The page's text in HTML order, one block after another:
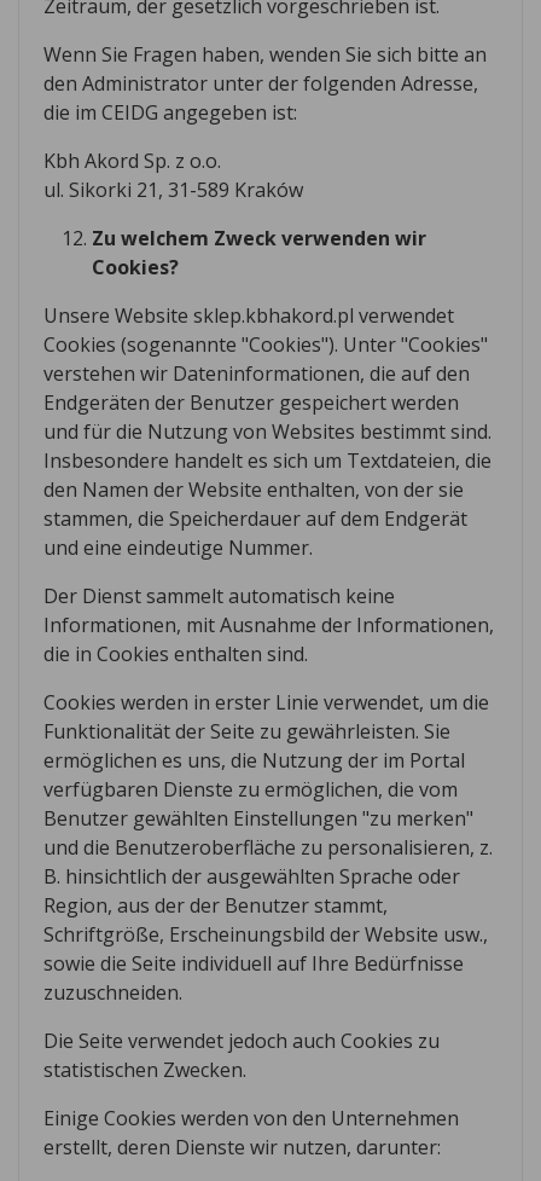
Zeitraum, der gesetzlich vorgeschrieben ist.
Wenn Sie Fragen haben, wenden Sie sich bitte an
den Administrator unter der folgenden Adresse,
die im CEIDG angegeben ist:
Kbh Akord Sp. z o.o.
ul. Sikorki 21, 31-589 Kraków
Zu welchem Zweck verwenden wir
Cookies?
Unsere Website sklep.kbhakord.pl verwendet
Cookies (sogenannte "Cookies"). Unter "Cookies"
verstehen wir Dateninformationen, die auf den
Endgeräten der Benutzer gespeichert werden
und für die Nutzung von Websites bestimmt sind.
Insbesondere handelt es sich um Textdateien, die
den Namen der Website enthalten, von der sie
stammen, die Speicherdauer auf dem Endgerät
und eine eindeutige Nummer.
Der Dienst sammelt automatisch keine
Informationen, mit Ausnahme der Informationen,
die in Cookies enthalten sind.
Cookies werden in erster Linie verwendet, um die
Funktionalität der Seite zu gewährleisten. Sie
ermöglichen es uns, die Nutzung der im Portal
verfügbaren Dienste zu ermöglichen, die vom
Benutzer gewählten Einstellungen "zu merken"
und die Benutzeroberfläche zu personalisieren, z.
B. hinsichtlich der ausgewählten Sprache oder
Region, aus der der Benutzer stammt,
Schriftgröße, Erscheinungsbild der Website usw.,
sowie die Seite individuell auf Ihre Bedürfnisse
zuzuschneiden.
Die Seite verwendet jedoch auch Cookies zu
statistischen Zwecken.
Einige Cookies werden von den Unternehmen
erstellt, deren Dienste wir nutzen, darunter: